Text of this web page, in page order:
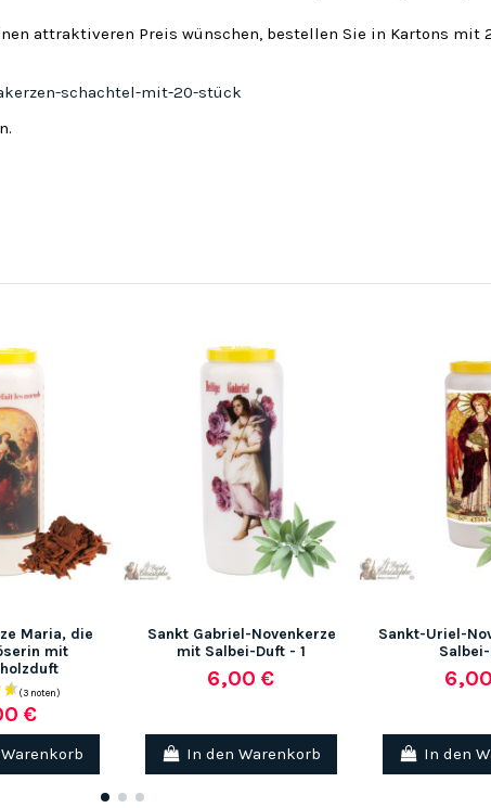
attraktiveren Preis wünschen, bestellen Sie in Kartons mit
schachtel-mit-20-stück
Maria, die
mit
€
Sankt Gabriel-Novenkerze
mit Salbei-Duft - 1
6,00 €
In den Warenkorb
Sankt-Uriel-
In den